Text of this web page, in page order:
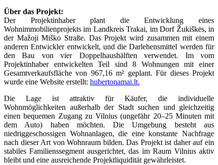
Über das Projekt:
Der Projektinhaber plant die Entwicklung eines
Wohnimmobilienprojekts im Landkreis Trakai, im Dorf Žukiškės, in
der Mažoji Miško Straße. Das Projekt wird zusammen mit einem
anderen Entwickler entwickelt, und die Darlehensmittel werden für
den Bau von vier Doppelhaushälften verwendet. Im vom
Projektinhaber entwickelten Teil sind 8 Wohnungen mit einer
Gesamtverkaufsfläche von 967,16 m² geplant. Für dieses Projekt
wurde eine Website erstellt: hubertonamai.lt.
Die Lage ist attraktiv für Käufer, die individuelle
Wohnmöglichkeiten außerhalb der Stadt suchen und gleichzeitig
einen bequemen Zugang zu Vilnius (ungefähr 20–25 Minuten mit
dem Auto) haben möchten. Die Umgebung besteht aus
niedriggeschossigen Wohnanlagen, die eine konstante Nachfrage
nach dieser Art von Wohnraum bilden. Das Projekt ist daher auf ein
stabiles Familienssegment ausgerichtet, das im Raum Vilnius aktiv
bleibt und eine ausreichende Projektliquidität gewährleistet.